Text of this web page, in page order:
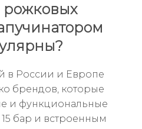
в России и Европе
брендов, которые
и функциональные
бар и встроенным